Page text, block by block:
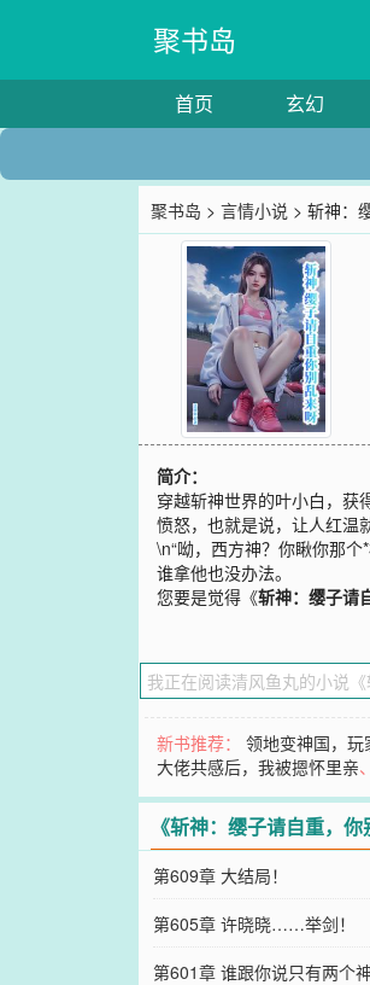
聚书岛
首页 玄幻
聚书岛 >言情小说 > 斩神：
简介：
穿越斩神世界的叶小白，获
愤怒，也就是说，让人红温
\n“呦，西方神？你瞅你那
谁拿他也没办法。
您要是觉得《斩神：缨子请
新书推荐：领地变神国，玩
大佬共感后，我被摁怀里亲
《斩神：缨子请自重，
第609章 大结局！
第605章 许晓晓……举剑！
第601章 谁跟你说只有两个神